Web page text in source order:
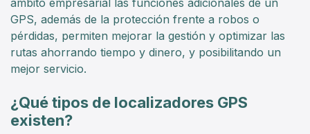
GPS, además de la protección frente a robos o
pérdidas, permiten mejorar la gestión y optimizar las
rutas ahorrando tiempo y dinero, y posibilitando un
mejor servicio.
¿Qué tipos de localizadores GPS
existen?